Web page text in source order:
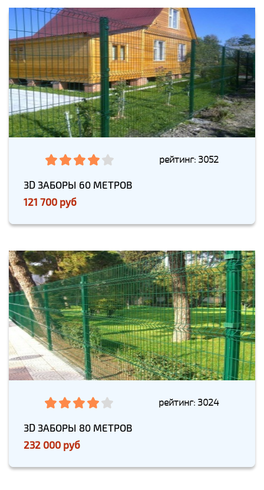
рейтинг: 3052
3D ЗАБОРЫ 60 МЕТРОВ
121 700 руб
рейтинг: 3024
3D ЗАБОРЫ 80 МЕТРОВ
232 000 руб